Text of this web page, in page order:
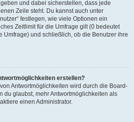
und dabei sicherstellen, dass jede
Zeile steht. Du kannst auch unter
festlegen, wie viele Optionen ein
Zeitlimit für die Umfrage gilt (0 bedeutet
Umfrage) und schließlich, ob die Benutzer ihre
erstellen?
Antwortmöglichkeiten wird durch die Board-
du glaubst, mehr Antwortmöglichkeiten als
einen Administrator.